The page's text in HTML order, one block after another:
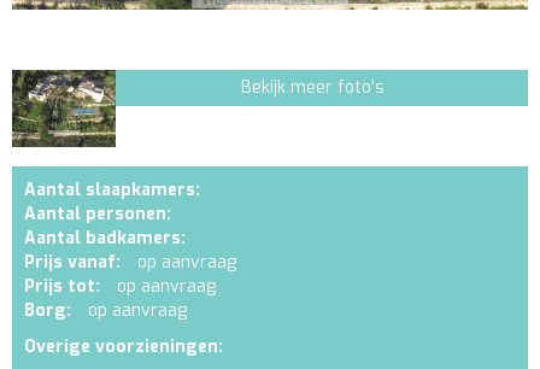
Bekijk meer foto's
Aantal slaapkamers:
Aantal personen:
Aantal badkamers:
Prijs vanaf:
op aanvraag
Prijs tot:
op aanvraag
Borg:
op aanvraag
Overige voorzieningen: